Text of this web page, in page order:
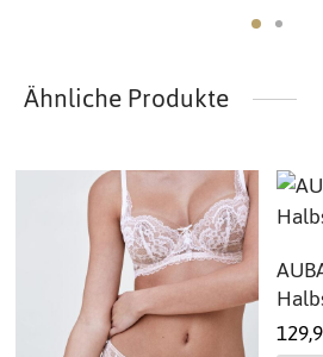
auf.
Optionen
können
auf
der
Produktseite
gewählt
Ähnliche Produkte